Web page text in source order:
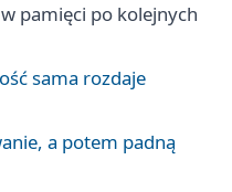
pamięci po kolejnych
sama rozdaje
a potem padną